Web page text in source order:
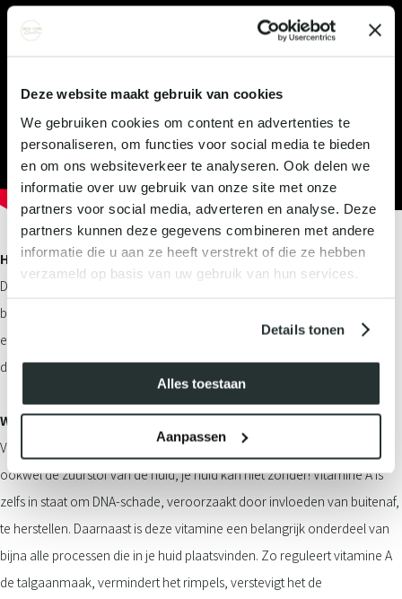
Deze website maakt gebruik van cookies
We gebruiken cookies om content en advertenties te
personaliseren, om functies voor social media te bieden
en om ons websiteverkeer te analyseren. Ook delen we
informatie over uw gebruik van onze site met onze
partners voor social media, adverteren en analyse. Deze
partners kunnen deze gegevens combineren met andere
informatie die u aan ze heeft verstrekt of die ze hebben
verzameld op basis van uw gebruik van hun services.
Details tonen
Alles toestaan
Aanpassen
Het sleutelingrediënt, vitamine A
De huid verliest dagelijks vitamine A, alsook antioxdanten door
blootstelling aan de zon en schadelijke omgevingsfactoren. Environ is
ervan overtuigd dat de huid leeft en dat vitamine A als de zuurstof is die
de huid nodig heeft om een leven lang mooi en gezond te zijn.
Waarom vitamine A?
Vitamine A is essentieel voor een gezonde huid. Environ noemt het
ookwel de zuurstof van de huid, je huid kan niet zonder! Vitamine A is
zelfs in staat om DNA-schade, veroorzaakt door invloeden van buitenaf,
te herstellen. Daarnaast is deze vitamine een belangrijk onderdeel van
bijna alle processen die in je huid plaatsvinden. Zo reguleert vitamine A
de talgaanmaak, vermindert het rimpels, verstevigt het de